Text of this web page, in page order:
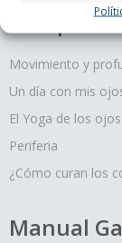
Terapias
Movimiento y
Un día con mis
El Yoga de los ojos
Periferia
¿Cómo curan los
Manual